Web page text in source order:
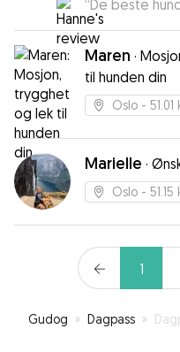
“De beste
Maren ·
til hunden din
Oslo - 51.01
Marielle ·
Oslo - 51.15
1
Gudog » Dagpass »